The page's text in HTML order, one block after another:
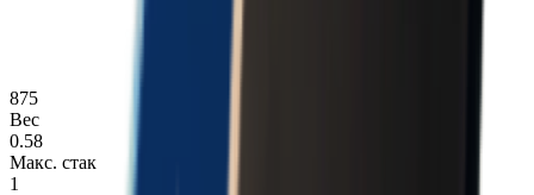
875
Вес
0.58
Макс. стак
1